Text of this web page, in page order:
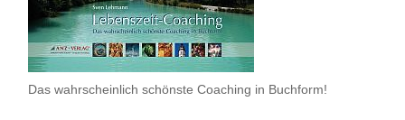
Das wahrscheinlich schönste Coaching in Buchform!